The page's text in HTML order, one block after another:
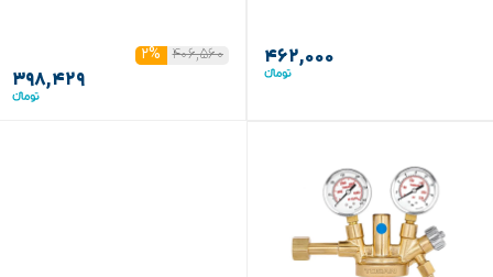
۴۶۲,۰۰۰ ۴۰۶,۵۶۰ ۲%
۳۹۸,۴۲۹